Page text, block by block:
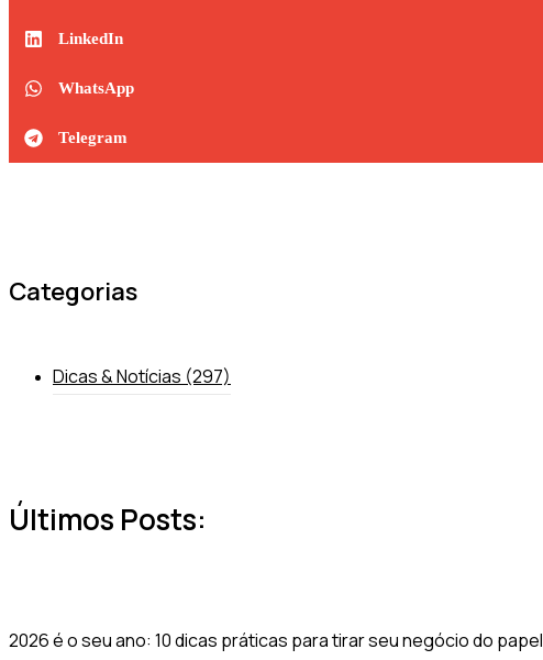
LinkedIn
WhatsApp
Telegram
Categorias
Dicas & Notícias (297)
Últimos Posts:
2026 é o seu ano: 10 dicas práticas para tirar seu negócio do papel